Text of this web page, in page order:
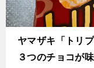
ヤマザキ「トリ
３つのチョコが